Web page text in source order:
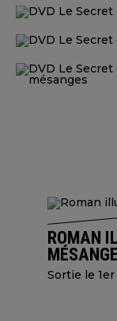
ROMAN
Sortie le